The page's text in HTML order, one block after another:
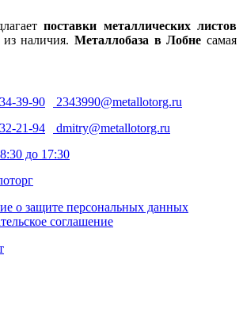
поставки металлических листов
из наличия. Металлобаза в Лобне самая
39-90
2343990@metallotorg.ru
21-94
dmitry@metallotorg.ru
до 17:30
о защите персональных данных
соглашение